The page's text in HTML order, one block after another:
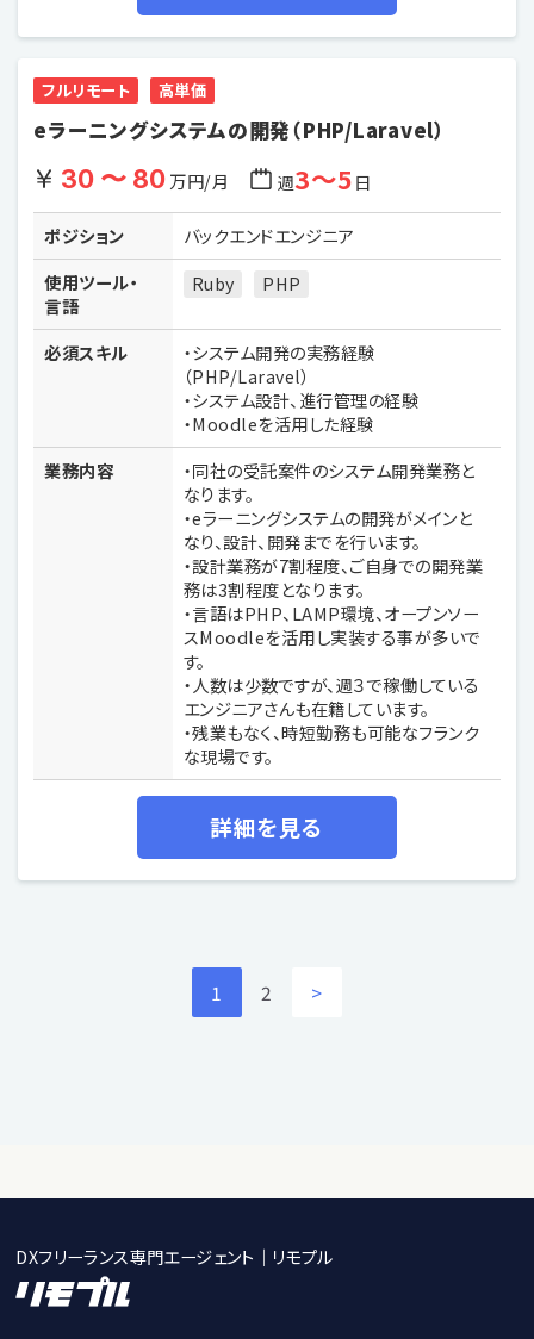
フルリモート 高単価
eラーニングシステムの開発（PHP/Laravel）
30 〜 80万円/月 週3〜5日
ポジション
バックエンドエンジニア
使用ツール・
言語
Ruby PHP
必須スキル
・システム開発の実務経験
（PHP/Laravel）
・システム設計、進行管理の経験
・Moodleを活用した経験
業務内容
・同社の受託案件のシステム開発業務と
なります。
・eラーニングシステムの開発がメインと
なり、設計、開発までを行います。
・設計業務が7割程度、ご自身での開発業
務は3割程度となります。
・言語はPHP、LAMP環境、オープンソー
スMoodleを活用し実装する事が多いで
す。
・人数は少数ですが、週３で稼働している
エンジニアさんも在籍しています。
・残業もなく、時短勤務も可能なフランク
な現場です。
詳細を見る
1 2 >
DXフリーランス専門エージェント｜リモプル